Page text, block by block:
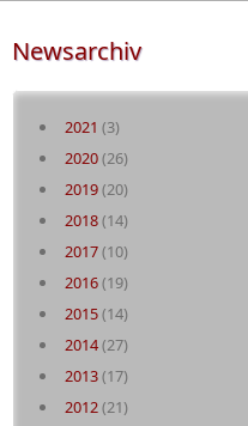
Newsarchiv
2021 (3)
2020(26)
2019(20)
2018(14)
2017(10)
2016(19)
2015(14)
2014(27)
2013(17)
2012(21)